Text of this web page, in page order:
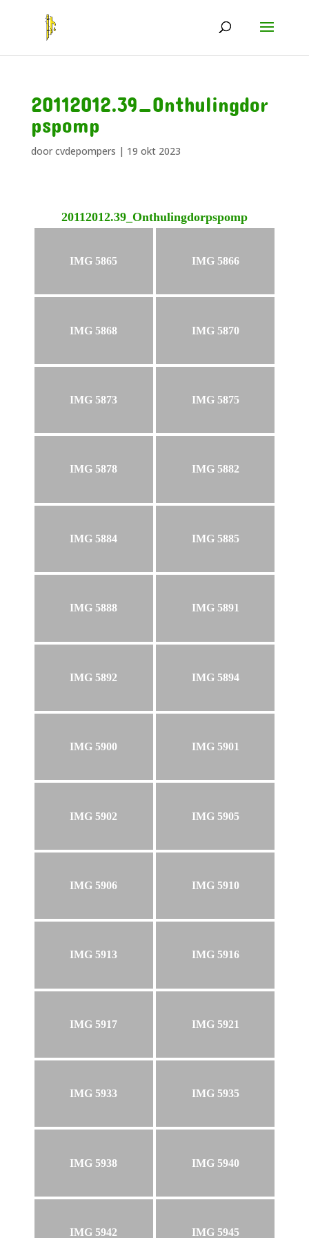
20112012.39_Onthulingdor
pspomp
door cvdepompers | 19 okt 2023
20112012.39_Onthulingdorpspomp
IMG 5865 IMG 5866
IMG 5868 IMG 5870
IMG 5873 IMG 5875
IMG 5878 IMG 5882
IMG 5884 IMG 5885
IMG 5888 IMG 5891
IMG 5892 IMG 5894
IMG 5900 IMG 5901
IMG 5902 IMG 5905
IMG 5906 IMG 5910
IMG 5913 IMG 5916
IMG 5917 IMG 5921
IMG 5933 IMG 5935
IMG 5938 IMG 5940
IMG 5942 IMG 5945